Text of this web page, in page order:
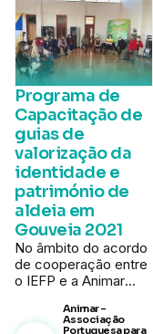
Programa de
Capacitação de
guias de
valorização da
identidade e
património de
aldeia em
Gouveia 2021
No âmbito do acordo
de cooperação entre
o IEFP e a Animar
implementámos o
programa de
Animar -
Associação
Portuguesa para